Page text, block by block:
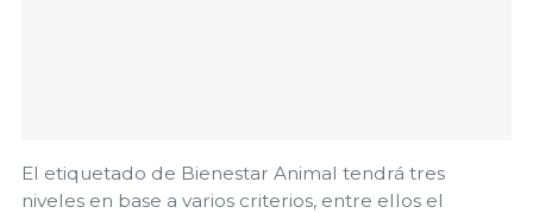
El etiquetado de Bienestar Animal tendrá tres
niveles en base a varios criterios, entre ellos el